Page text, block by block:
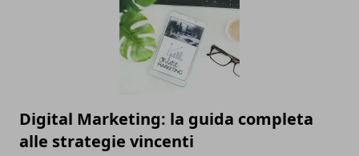
Digital Marketing: la guida completa
alle strategie vincenti